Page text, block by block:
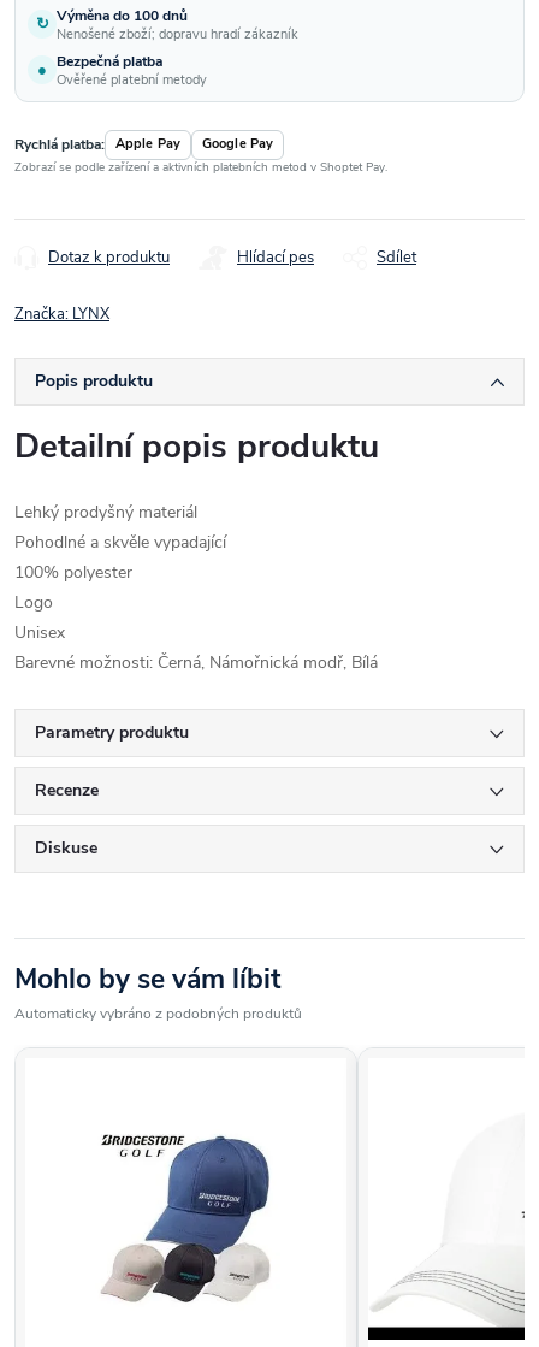
↻ Výměna do 100 dnů
Nenošené zboží; dopravu hradí zákazník
● Bezpečná platba
Ověřené platební metody
Rychlá platba: Apple Pay Google Pay
Zobrazí se podle zařízení a aktivních platebních metod v Shoptet Pay.
Dotaz k produktu Hlídací pes Sdílet
Značka: LYNX
Popis produktu
Detailní popis produktu
Lehký prodyšný materiál
Pohodlné a skvěle vypadající
100% polyester
Logo
Unisex
Barevné možnosti: Černá, Námořnická modř, Bílá
Parametry produktu
Recenze
Diskuse
Mohlo by se vám líbit
Automaticky vybráno z podobných produktů